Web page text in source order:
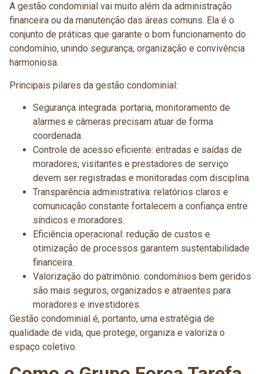
A gestão condominial vai muito além da administração
financeira ou da manutenção das áreas comuns. Ela é o
conjunto de práticas que garante o bom funcionamento do
condomínio, unindo segurança, organização e convivência
harmoniosa.
Principais pilares da gestão condominial:
Segurança integrada: portaria, monitoramento de
alarmes e câmeras precisam atuar de forma
coordenada.
Controle de acesso eficiente: entradas e saídas de
moradores, visitantes e prestadores de serviço
devem ser registradas e monitoradas com disciplina.
Transparência administrativa: relatórios claros e
comunicação constante fortalecem a confiança entre
síndicos e moradores.
Eficiência operacional: redução de custos e
otimização de processos garantem sustentabilidade
financeira.
Valorização do patrimônio: condomínios bem geridos
são mais seguros, organizados e atraentes para
moradores e investidores.
Gestão condominial é, portanto, uma estratégia de
qualidade de vida, que protege, organiza e valoriza o
espaço coletivo.